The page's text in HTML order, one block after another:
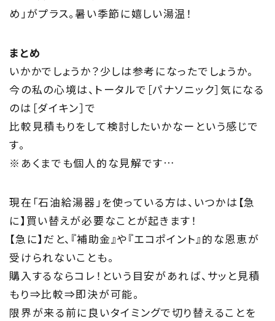
め」がプラス。暑い季節に嬉しい湯温！
まとめ
いかかでしょうか？少しは参考になったでしょうか。
今の私の心境は、トータルで［パナソニック］気になる
のは［ダイキン］で
比較見積もりをして検討したいかなーという感じで
す。
※あくまでも個人的な見解です…
現在「石油給湯器」を使っている方は、いつかは【急
に】買い替えが必要なことが起きます！
【急に】だと、『補助金』や『エコポイント』的な恩恵が
受けられないことも。
購入するならコレ！という目安があれば、サッと見積
もり⇒比較⇒即決が可能。
限界が来る前に良いタイミングで切り替えることを